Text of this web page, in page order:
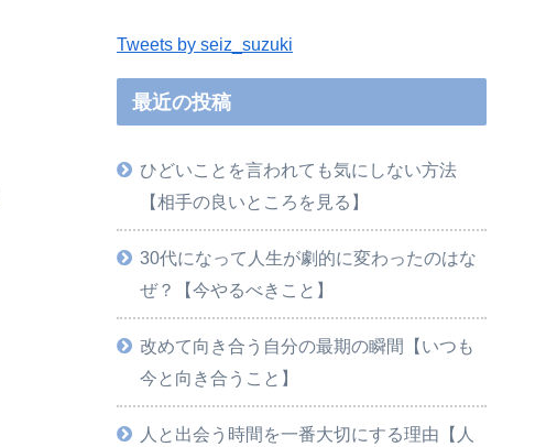
Tweets by seiz_suzuki
最近の投稿
ひどいことを言われても気にしない方法
【相手の良いところを見る】
30代になって人生が劇的に変わったのはな
ぜ？【今やるべきこと】
改めて向き合う自分の最期の瞬間【いつも
今と向き合うこと】
人と出会う時間を一番大切にする理由【人